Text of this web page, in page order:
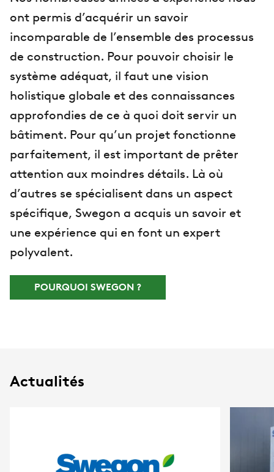
ont permis d’acquérir un savoir
incomparable de l’ensemble des processus
de construction. Pour pouvoir choisir le
système adéquat, il faut une vision
holistique globale et des connaissances
approfondies de ce à quoi doit servir un
bâtiment. Pour qu’un projet fonctionne
parfaitement, il est important de prêter
attention aux moindres détails. Là où
d’autres se spécialisent dans un aspect
spécifique, Swegon a acquis un savoir et
une expérience qui en font un expert
polyvalent.
POURQUOI SWEGON ?
Actualités